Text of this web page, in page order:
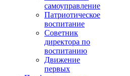
самоуправление
Патриотическое
воспитание
Советник
директора по
воспитанию
Движение
первых